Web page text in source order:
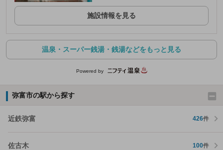
施設情報を見る
温泉・スーパー銭湯・銭湯などをもっと見る
Powered by
弥富市の駅から探す
近鉄弥富 426件
佐古木 100件